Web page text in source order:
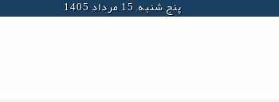
پنج شنبه, 15 مرداد 1405